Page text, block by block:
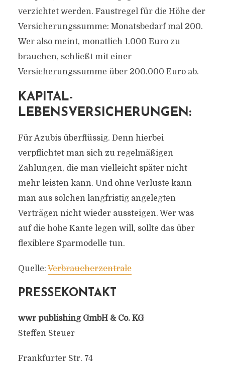
verzichtet werden. Faustregel für die Höhe der
Versicherungssumme: Monatsbedarf mal 200.
Wer also meint, monatlich 1.000 Euro zu
brauchen, schließt mit einer
Versicherungssumme über 200.000 Euro ab.
KAPITAL-
LEBENSVERSICHERUNGEN:
Für Azubis überflüssig. Denn hierbei
verpflichtet man sich zu regelmäßigen
Zahlungen, die man vielleicht später nicht
mehr leisten kann. Und ohne Verluste kann
man aus solchen langfristig angelegten
Verträgen nicht wieder aussteigen. Wer was
auf die hohe Kante legen will, sollte das über
flexiblere Sparmodelle tun.
Quelle:Verbraucherzentrale
PRESSEKONTAKT
wwr publishing GmbH & Co. KG
Steffen Steuer
Frankfurter Str. 74